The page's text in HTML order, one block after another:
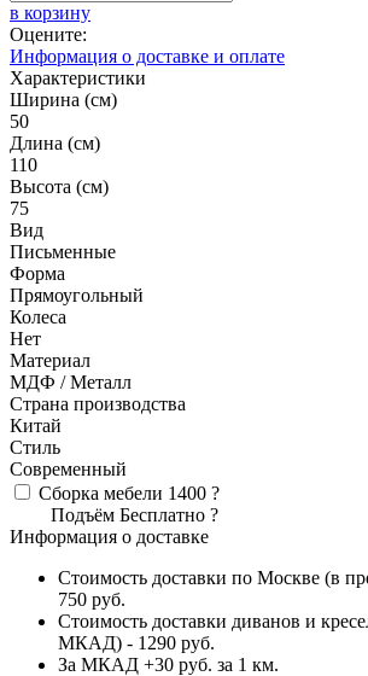
в корзину
Оцените:
Информация о доставке и оплате
Характеристики
Ширина (см)
50
Длина (см)
110
Высота (см)
75
Вид
Письменные
Форма
Прямоугольный
Колеса
Нет
Материал
МДФ / Металл
Страна производства
Китай
Стиль
Современный
Сборка мебели 1400 ?
Подъём Бесплатно ?
Информация о доставке
Стоимость доставки по Москве (в
750 руб.
Стоимость доставки диванов и
МКАД) - 1290 руб.
За МКАД +30 руб. за 1 км.